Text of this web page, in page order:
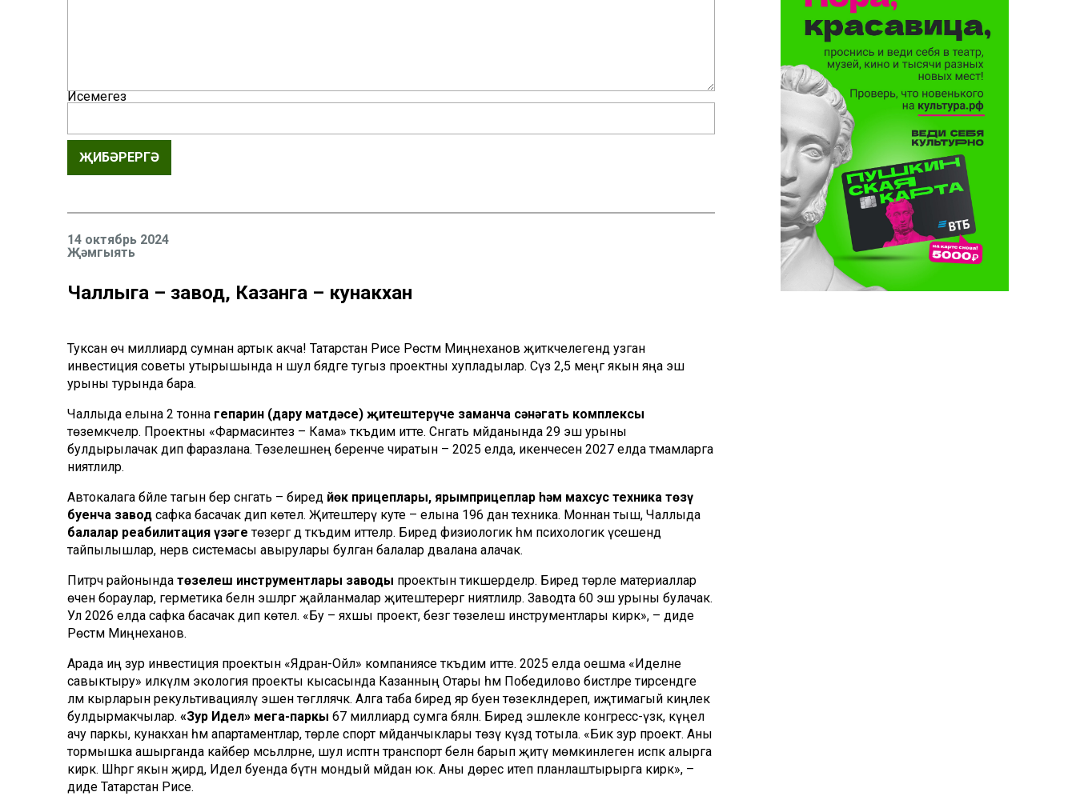
Исемегез
ҖИБӘРЕРГӘ
14 октябрь 2024
Җәмгыять
Чаллыга – завод, Казанга – кунакханә
Туксан өч миллиард сумнан артык акча! Татарстан Рәисе Рөстәм Миңнеханов җитәкчелегендә узган
инвестиция советы утырышында әнә шул бәядәге тугыз проектны хупладылар. Сүз 2,5 меңгә якын яңа эш
урыны турында бара.
Чаллыда елына 2 тонна гепарин (дару матдәсе) җитештерүче заманча сәнәгать комплексы
төземәкчеләр. Проектны «Фармасинтез – Кама» тәкъдим итте. Сәнәгать мәйданында 29 эш урыны
булдырылачак дип фаразлана. Төзелешнең беренче чиратын – 2025 елда, икенчесен 2027 елда тәмамларга
ниятлиләр.
Автокалага бәйле тагын бер сәнәгать – биредә йөк прицеплары, ярымприцеплар һәм махсус техника төзү
буенча завод сафка басачак дип көтелә. Җитештерү куәте – елына 196 данә техника. Моннан тыш, Чаллыда
балалар реабилитация үзәге төзергә дә тәкъдим иттеләр. Биредә физиологик һәм психологик үсешендә
тайпылышлар, нерв системасы авырулары булган балалар дәвалана алачак.
Питрәч районында төзелеш инструментлары заводы проектын тикшерделәр. Биредә төрле материаллар
өчен бораулар, герметика белән эшләргә җайланмалар җитештерергә ниятлиләр. Заводта 60 эш урыны булачак.
Ул 2026 елда сафка басачак дип көтелә. «Бу – яхшы проект, безгә төзелеш инструментлары кирәк», – диде
Рөстәм Миңнеханов.
Арада иң зур инвестиция проектын «Ядран-Ойл» компаниясе тәкъдим итте. 2025 елда оешма «Иделне
савыктыру» илкүләм экология проекты кысасында Казанның Отары һәм Победилово бистәләре тирәсендәге
ләм кырларын рекультивацияләү эшен төгәлләячәк. Алга таба биредә яр буен төзекләндереп, иҗтимагый киңлек
булдырмакчылар. «Зур Идел» мега-паркы 67 миллиард сумга бәяләнә. Биредә эшлекле конгресс-үзәк, күңел
ачу паркы, кунакханә һәм апартаментлар, төрле спорт мәйданчыклары төзү күздә тотыла. «Бик зур проект. Аны
тормышка ашырганда кайбер мәсьәләләрне, шул исәптән транспорт белән барып җитү мөмкинлеген исәпкә алырга
кирәк. Шәһәргә якын җирдә, Идел буенда бүтән мондый мәйдан юк. Аны дөрес итеп планлаштырырга кирәк», –
диде Татарстан Рәисе.